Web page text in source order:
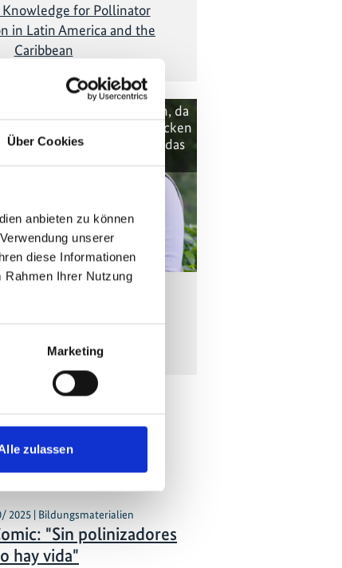
Über Cookies
anbieten zu können
unserer
diese Informationen
Rahmen Ihrer Nutzung
Marketing
zulassen
for Pollinator
in Latin America and the
Caribbean
nicht angezeigt werden, da
abgelehnt wurden. Klicken
zu akzeptieren und das
in the Oxapampa-
Biosphere Reserve
zum
2025 | Bildungsmaterialien
"Sin polinizadores
hay vida"